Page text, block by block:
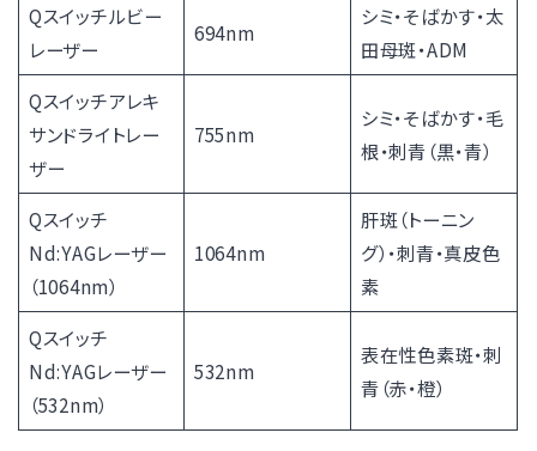
Qスイッチルビー
レーザー
694nm
シミ・そばかす・太
田母斑・ADM
Qスイッチアレキ
サンドライトレー
ザー
755nm
シミ・そばかす・毛
根・刺青（黒・青）
Qスイッチ
Nd:YAGレーザー
（1064nm）
1064nm
肝斑（トーニン
グ）・刺青・真皮色
素
Qスイッチ
Nd:YAGレーザー
（532nm）
532nm
表在性色素斑・刺
青（赤・橙）